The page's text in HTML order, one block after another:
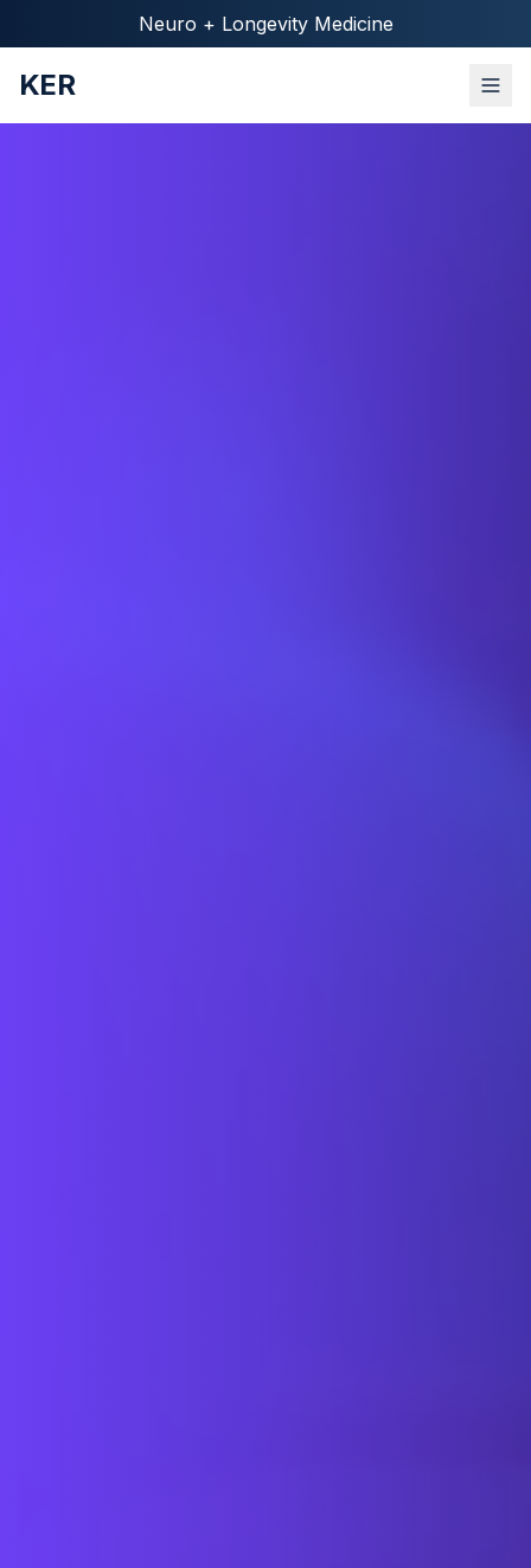
Neuro + Longevity Medicine
KER